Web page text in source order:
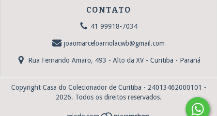
CONTATO
41 99918-7034
joaomarceloarriolacwb@gmail.com
Rua Fernando Amaro, 493 - Alto da XV - Curitiba - Paraná
Copyright Casa do Colecionador de Curitiba - 24013462000101 -
2026. Todos os direitos reservados.